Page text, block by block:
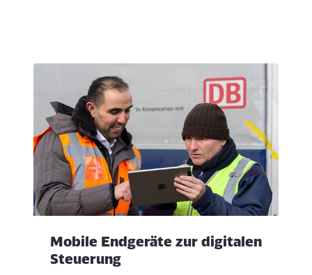
Mobile Endgeräte zur digitalen
Steuerung
Schließen
Möchten Sie zuweitergeleitet
Abbrechen